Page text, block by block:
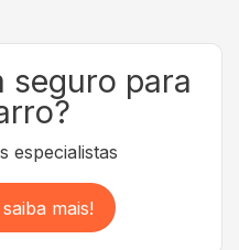
seguro para
especialistas
mais!